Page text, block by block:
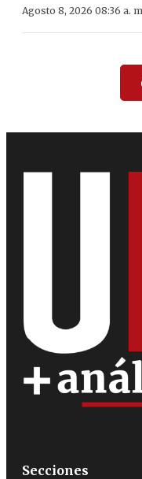
Agosto 8, 2026 08:36 a.
Secciones